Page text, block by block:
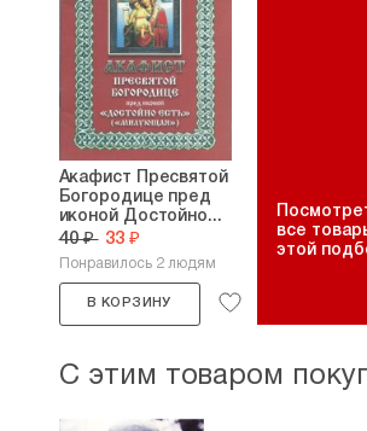
Акафист Пресвятой
Богородице пред
иконой Достойно...
40 ₽ 33 ₽
Понравилось 2 людям
В КОРЗИНУ
все
этой
С этим товаром